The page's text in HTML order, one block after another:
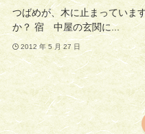
つばめが、木に止まっていま
か？ 宿 中屋の玄関に...
2012 年 5 月 27 日